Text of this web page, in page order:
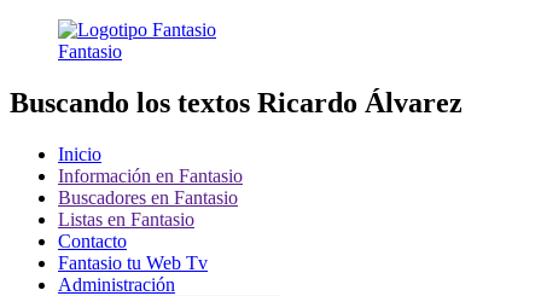
Fantasio
Buscando los textos Ricardo Álvarez
Inicio
Información en Fantasio
Buscadores en Fantasio
Listas en Fantasio
Contacto
Fantasio tu Web Tv
Administración